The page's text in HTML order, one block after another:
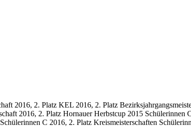
2016, 2. Platz KEL 2016, 2. Platz
2016, 2. Platz Hornauer Herbstcup 2015 Schülerinnen
C 2016, 2. Platz Kreismeisterschaften